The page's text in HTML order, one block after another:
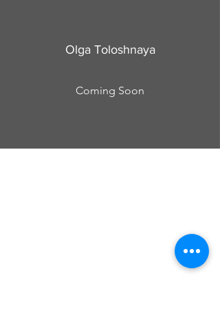
Olga Toloshnaya
Coming Soon
Termos e Condições Política da loja Política